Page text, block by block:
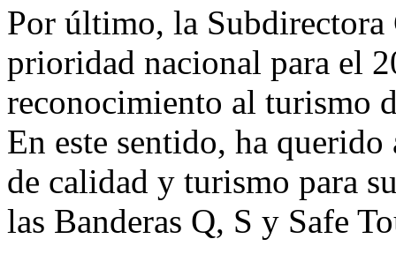
Por último, la Subdirectora
prioridad nacional para el
reconocimiento al turismo
En este sentido, ha
de calidad y turismo para
las Banderas Q, S y Safe